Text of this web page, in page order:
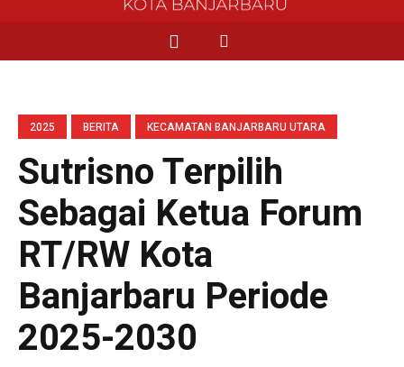
2025 BERITA KECAMATAN BANJARBARU UTARA
Sutrisno Terpilih
Sebagai Ketua Forum
RT/RW Kota
Banjarbaru Periode
2025-2030